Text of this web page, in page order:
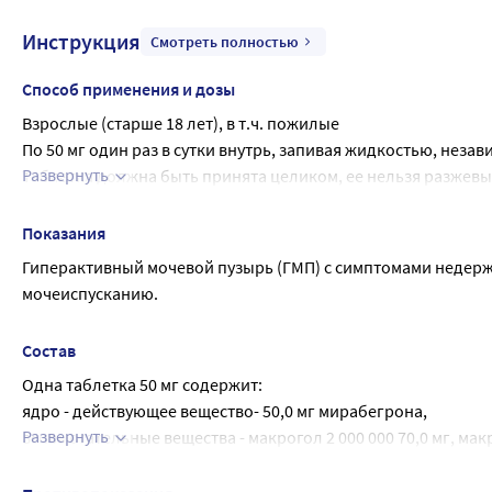
Инструкция Смотреть полностью
Способ применения и дозы
Взрослые (старше 18 лет), в т.ч. пожилые
По 50 мг один раз в сутки внутрь, запивая жидкостью,
Таблетка должна быть принята целиком, ее нельзя
Пациенты с почечной и печеночной недостаточностью
Развернуть
Показания
Гиперактивный мочевой пузырь (ГМП) с симптомами
мочеиспусканию.
Состав
Одна таблетка 50 мг содержит:
ядро - действующее вещество- 50,0 мг мирабегрона,
вспомогательные вещества - макрогол 2 000 000 70,0 мг,
Развернуть